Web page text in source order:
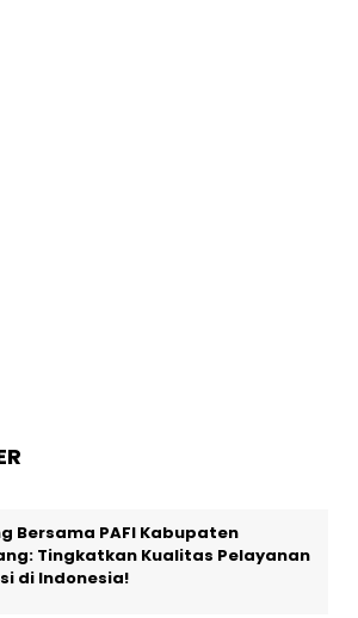
Bersama PAFI Kabupaten
Tingkatkan Kualitas Pelayanan
di Indonesia!